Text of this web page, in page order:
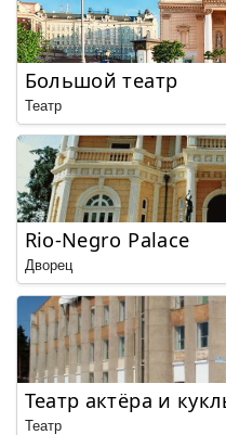
Большой театр
Театр
Rio-Negro Palace
Дворец
Театр актёра и
Театр